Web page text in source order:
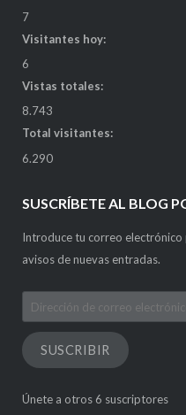
7
Visitantes hoy:
6
Vistas totales:
8.743
Total visitantes:
6.290
SUSCRÍBETE AL BLOG
Introduce tu correo
avisos de nuevas entradas.
Dirección
de
correo
electrónico
SUSCRIBIR
Únete a otros 6 suscriptores